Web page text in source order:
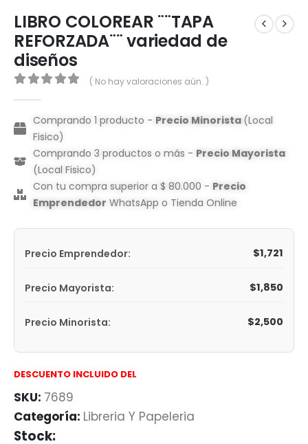
LIBRO COLOREAR ¨¨TAPA
REFORZADA¨¨ variedad de
diseños
( No hay valoraciones aún. )
Comprando 1 producto - Precio Minorista (Local
Fisico)
Comprando 3 productos o más - Precio Mayorista
(Local Fisico)
Con tu compra superior a $ 80.000 - Precio
Emprendedor WhatsApp o Tienda Online
Precio Emprendedor: $1,721
Precio Mayorista: $1,850
Precio Minorista: $2,500
DESCUENTO INCLUIDO DEL
SKU: 7689
Categoría: Libreria Y Papeleria
Stock: